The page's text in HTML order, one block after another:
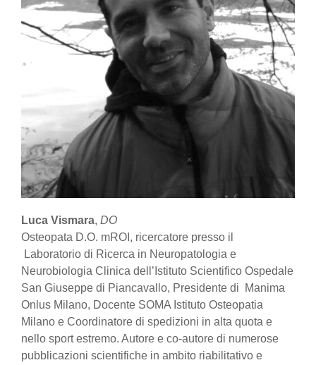
Luca Vismara, DO
Osteopata D.O. mROI, ricercatore presso il
Laboratorio di Ricerca in Neuropatologia e
Neurobiologia Clinica dell’Istituto Scientifico Ospedale
San Giuseppe di Piancavallo, Presidente di Manima
Onlus Milano, Docente SOMA Istituto Osteopatia
Milano e Coordinatore di spedizioni in alta quota e
nello sport estremo. Autore e co-autore di numerose
pubblicazioni scientifiche in ambito riabilitativo e